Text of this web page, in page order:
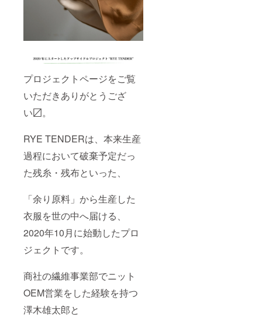
プロジェクトページをご覧
いただきありがとうござ
い〼。
RYE TENDERは、本来生産
過程において破棄予定だっ
た残糸・残布といった、
「余り原料」から生産した
衣服を世の中へ届ける、
2020年10月に始動したプロ
ジェクトです。
商社の繊維事業部でニット
OEM営業をした経験を持つ
澤木雄太郎と